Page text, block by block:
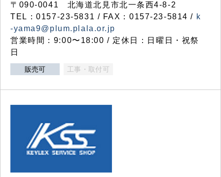
〒090-0041 北海道北見市北一条西4-8-2
TEL：0157-23-5831 / FAX：0157-23-5814 / k
-yama9@plum.plala.or.jp
営業時間：9:00〜18:00 / 定休日：日曜日・祝祭
日
販売可 工事・取付可